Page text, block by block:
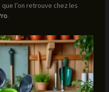
l’on retrouve chez les
.